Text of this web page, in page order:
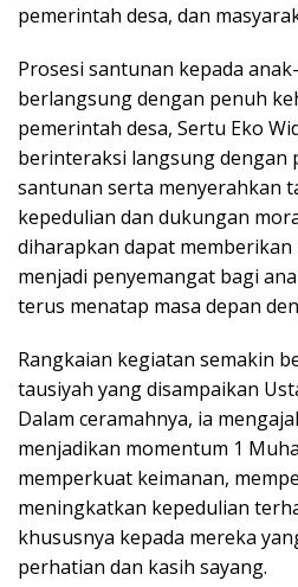
pemerintah desa, dan
Prosesi santunan kepada
berlangsung dengan penuh
pemerintah desa, Sertu Eko
berinteraksi langsung dengan
santunan serta menyerahkan
kepedulian dan dukungan
diharapkan dapat
menjadi penyemangat bagi
terus menatap masa depan
Rangkaian kegiatan semakin
tausiyah yang disampaikan
Dalam ceramahnya, ia
menjadikan momentum 1
memperkuat keimanan,
meningkatkan kepedulian
khususnya kepada mereka
perhatian dan kasih sayang.